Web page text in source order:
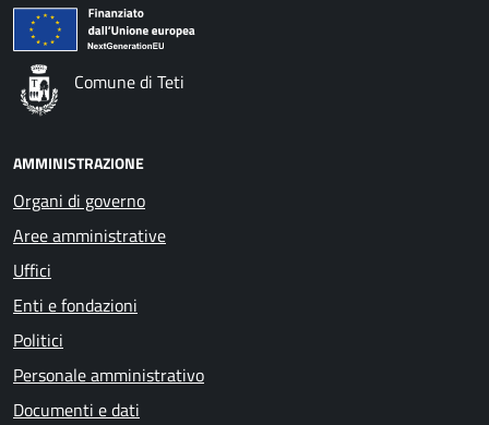
Comune di Teti
AMMINISTRAZIONE
Organi di governo
Aree amministrative
Uffici
Enti e fondazioni
Politici
Personale amministrativo
Documenti e dati